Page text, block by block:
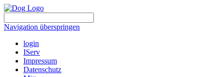
Navigation überspringen
login
IServ
Impressum
Datenschutz